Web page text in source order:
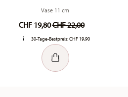
Vase 11 cm
CHF 19,80Price reduced from
CHF 22,00to
30-Tage-Bestpreis:CHF 19,90